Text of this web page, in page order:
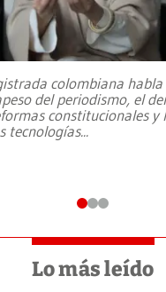
colombiana
del periodismo, el
constitucionales y
tecnologías...
Lo más leído